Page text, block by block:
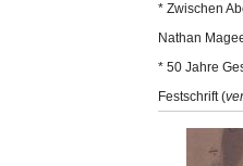
* Zwischen
Nathan
* 50 Jahre
Festschrift (